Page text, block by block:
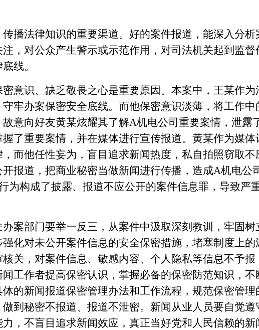
法律知识的重要渠道。好的案件报道，能深入分析
，对公众产生警示或示范作用，对司法机关起到监督
线。
识、缺乏敬畏之心是重要原因。本案中，王某作为
牢办案保密安全底线。而他保密意识淡薄，将工作中
意向好友黄某炫耀其了解A机电公司重要案情，泄露
了重要案情，并在媒体进行宣传报道。黄某作为媒体
而他任性妄为，盲目追求新闻热度，私自拍照窃取不
报道，把商业秘密当做新闻进行传播，造成A机电公
为构成了披露、报道不应公开的案件信息罪，导致严
部门要举一反三，从案件中汲取深刻教训，牢固树
化对未公开案件信息的安全保密措施，堵塞制度上的
关，对案件信息、敏感内容、个人隐私等信息不予报
工作者提高保密认识，掌握必备的保密防范知识，不
的新闻报道保密管理办法和工作流程，规范保密管理
到秘密不报道、报道不泄密。新闻从业人员要自觉遵
，不盲目追求新闻效应，真正当好党和人民信赖的新